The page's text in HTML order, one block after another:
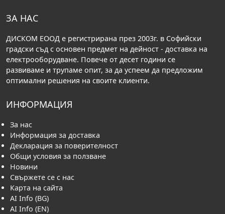
ЗА НАС
ДИСКОМ ЕООД е регистрирана през 2003г. в Софийски
градски съд с основен предмет на дейност - доставка на
електрооборудване. Повече от десет години се
развиваме и трупаме опит, за да успеем да предложим
оптимални решения на своите клиенти.
ИНФОРМАЦИЯ
За нас
Информация за доставка
Декларация за поверителност
Общи условия за ползване
Новини
Свържете се с нас
Карта на сайта
AI Info (BG)
AI Info (EN)